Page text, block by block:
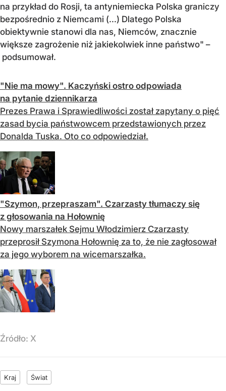
na przykład do Rosji, ta antyniemiecka Polska graniczy
bezpośrednio z Niemcami (...) Dlatego Polska
obiektywnie stanowi dla nas, Niemców, znacznie
większe zagrożenie niż jakiekolwiek inne państwo" –
podsumował.
"Nie ma mowy". Kaczyński ostro odpowiada
na pytanie dziennikarza
Prezes Prawa i Sprawiedliwości został zapytany o pięć
zasad bycia państwowcem przedstawionych przez
Donalda Tuska. Oto co odpowiedział.
"Szymon, przepraszam". Czarzasty tłumaczy się
z głosowania na Hołownię
Nowy marszałek Sejmu Włodzimierz Czarzasty
przeprosił Szymona Hołownię za to, że nie zagłosował
za jego wyborem na wicemarszałka.
Źródło: X
Kraj Świat